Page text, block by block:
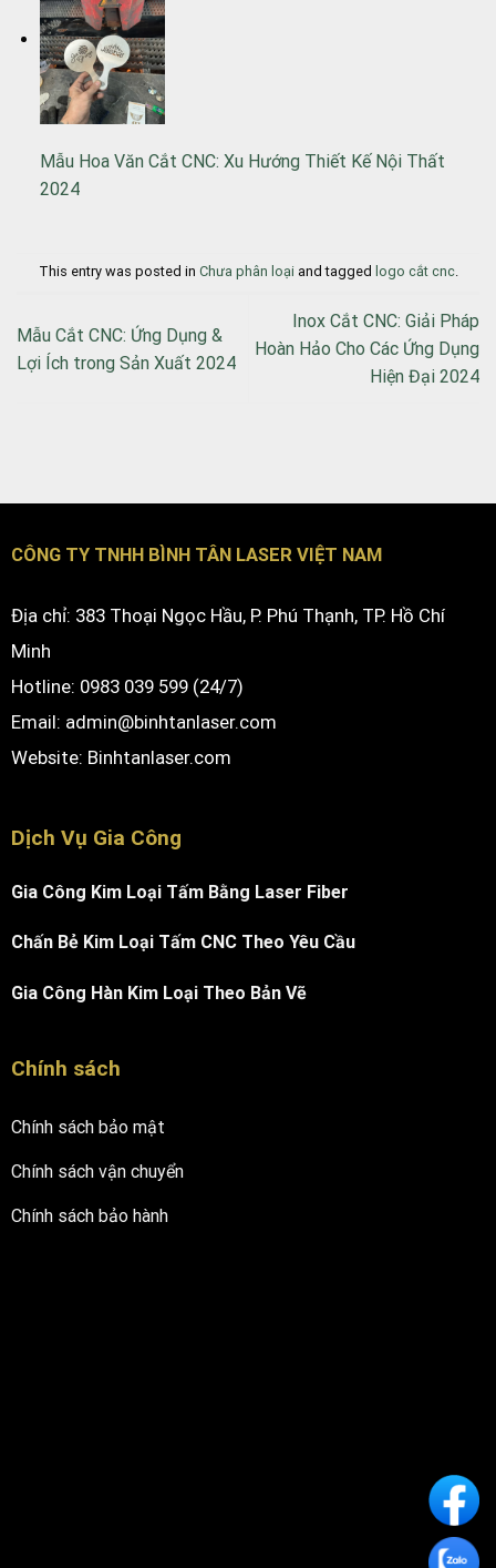
Mẫu Hoa Văn Cắt CNC: Xu Hướng Thiết Kế Nội Thất
2024
This entry was posted in Chưa phân loại and tagged logo cắt cnc.
Mẫu Cắt CNC: Ứng Dụng &
Lợi Ích trong Sản Xuất 2024
Inox Cắt CNC: Giải Pháp
Hoàn Hảo Cho Các Ứng Dụng
Hiện Đại 2024
CÔNG TY TNHH BÌNH TÂN LASER VIỆT NAM
Địa chỉ: 383 Thoại Ngọc Hầu, P. Phú Thạnh, TP. Hồ Chí
Minh
Hotline: 0983 039 599 (24/7)
Email: admin@binhtanlaser.com
Website: Binhtanlaser.com
Dịch Vụ Gia Công
Gia Công Kim Loại Tấm Bằng Laser Fiber
Chấn Bẻ Kim Loại Tấm CNC Theo Yêu Cầu
Gia Công Hàn Kim Loại Theo Bản Vẽ
Chính sách
Chính sách bảo mật
Chính sách vận chuyển
Chính sách bảo hành